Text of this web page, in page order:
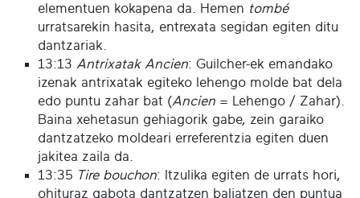
elementuen kokapena da. Hemen tombé
urratsarekin hasita, entrexata segidan egiten ditu
dantzariak.
13:13 Antrixatak Ancien: Guilcher-ek emandako
izenak antrixatak egiteko lehengo molde bat dela
edo puntu zahar bat (Ancien = Lehengo / Zahar).
Baina xehetasun gehiagorik gabe, zein garaiko
dantzatzeko moldeari erreferentzia egiten duen
jakitea zaila da.
13:35 Tire bouchon: Itzulika egiten de urrats hori,
ohituraz gabota dantzatzen baliatzen den puntua